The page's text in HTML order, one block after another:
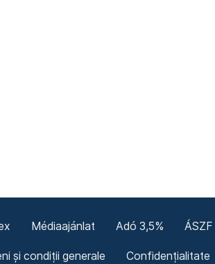
Médiaajánlat Adó 3,5% ÁSZF
și condiții generale Confidențialitate